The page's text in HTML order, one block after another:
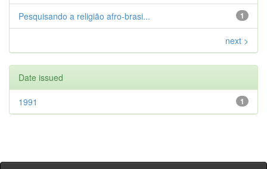
1
Pesquisando a religião afro-brasi...
next >
Date issued
1
1991